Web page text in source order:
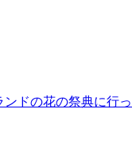
ンドの花の祭典に行っ